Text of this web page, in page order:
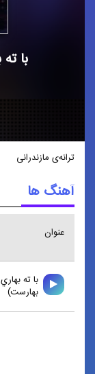
با
ترانه‌ی مازندرانی
آهنگ ها
عنوان
با ته
بهارست)